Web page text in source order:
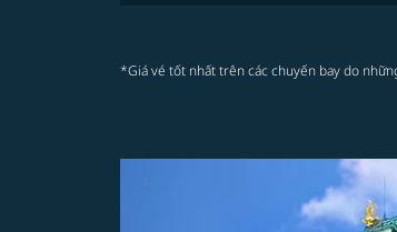
*Giá vé tốt nhất trên các chuyến bay do